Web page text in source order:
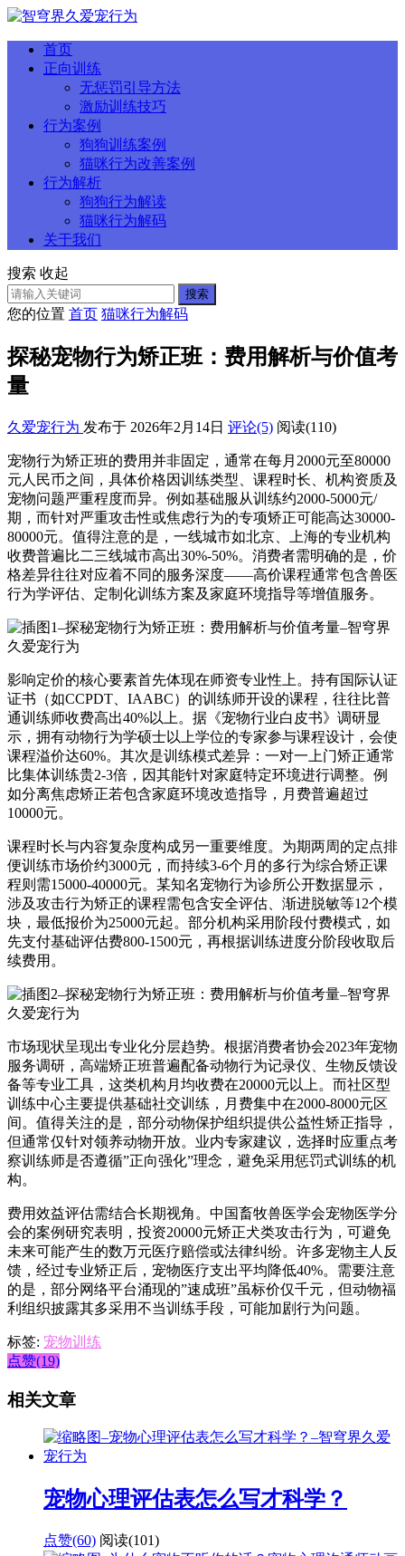
首页
正向训练
无惩罚引导方法
激励训练技巧
行为案例
狗狗训练案例
猫咪行为改善案例
行为解析
狗狗行为解读
猫咪行为解码
关于我们
搜索 收起
搜索
您的位置 首页 猫咪行为解码
探秘宠物行为矫正班：费用解析与价值考
量
久爱宠行为 发布于 2026年2月14日 评论(5) 阅读(110)
宠物行为矫正班的费用并非固定，通常在每月2000元至80000
元人民币之间，具体价格因训练类型、课程时长、机构资质及
宠物问题严重程度而异。例如基础服从训练约2000-5000元/
期，而针对严重攻击性或焦虑行为的专项矫正可能高达30000-
80000元。值得注意的是，一线城市如北京、上海的专业机构
收费普遍比二三线城市高出30%-50%。消费者需明确的是，价
格差异往往对应着不同的服务深度——高价课程通常包含兽医
行为学评估、定制化训练方案及家庭环境指导等增值服务。
影响定价的核心要素首先体现在师资专业性上。持有国际认证
证书（如CCPDT、IAABC）的训练师开设的课程，往往比普
通训练师收费高出40%以上。据《宠物行业白皮书》调研显
示，拥有动物行为学硕士以上学位的专家参与课程设计，会使
课程溢价达60%。其次是训练模式差异：一对一上门矫正通常
比集体训练贵2-3倍，因其能针对家庭特定环境进行调整。例
如分离焦虑矫正若包含家庭环境改造指导，月费普遍超过
10000元。
课程时长与内容复杂度构成另一重要维度。为期两周的定点排
便训练市场价约3000元，而持续3-6个月的多行为综合矫正课
程则需15000-40000元。某知名宠物行为诊所公开数据显示，
涉及攻击行为矫正的课程需包含安全评估、渐进脱敏等12个模
块，最低报价为25000元起。部分机构采用阶段付费模式，如
先支付基础评估费800-1500元，再根据训练进度分阶段收取后
续费用。
市场现状呈现出专业化分层趋势。根据消费者协会2023年宠物
服务调研，高端矫正班普遍配备动物行为记录仪、生物反馈设
备等专业工具，这类机构月均收费在20000元以上。而社区型
训练中心主要提供基础社交训练，月费集中在2000-8000元区
间。值得关注的是，部分动物保护组织提供公益性矫正指导，
但通常仅针对领养动物开放。业内专家建议，选择时应重点考
察训练师是否遵循”正向强化”理念，避免采用惩罚式训练的机
构。
费用效益评估需结合长期视角。中国畜牧兽医学会宠物医学分
会的案例研究表明，投资20000元矫正犬类攻击行为，可避免
未来可能产生的数万元医疗赔偿或法律纠纷。许多宠物主人反
馈，经过专业矫正后，宠物医疗支出平均降低40%。需要注意
的是，部分网络平台涌现的”速成班”虽标价仅千元，但动物福
利组织披露其多采用不当训练手段，可能加剧行为问题。
标签: 宠物训练
点赞(19)
相关文章
宠物心理评估表怎么写才科学？
点赞(60) 阅读(101)